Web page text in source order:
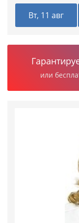
Вт, 11 авг
или